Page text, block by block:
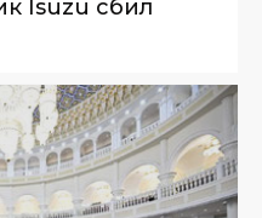
Isuzu сбил